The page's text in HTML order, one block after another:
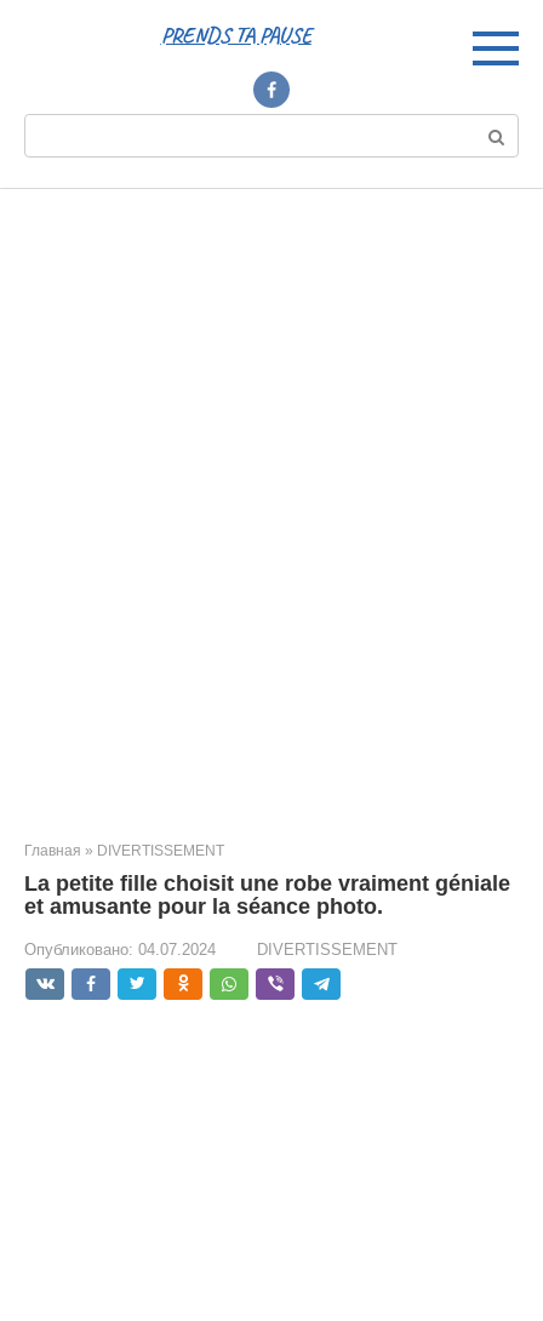
PRENDS TA PAUSE
Главная » DIVERTISSEMENT
La petite fille choisit une robe vraiment géniale
et amusante pour la séance photo.
Опубликовано: 04.07.2024 DIVERTISSEMENT